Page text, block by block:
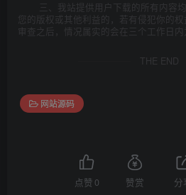
三、我站提供用户下载的所有内容
您的版权或其他利益的，若有侵犯你的权
审查之后，情况属实的会在三个工作日内
THE END
网站源码
点赞 0 赞赏 分